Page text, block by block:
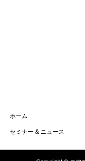
ホーム
セミナー & ニュース